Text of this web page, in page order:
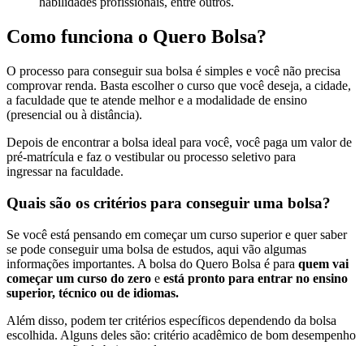
Como funciona o Quero Bolsa?
O processo para conseguir sua bolsa é simples e você não precisa
comprovar renda. Basta escolher o curso que você deseja, a cidade,
a faculdade que te atende melhor e a modalidade de ensino
(presencial ou à distância).
Depois de encontrar a bolsa ideal para você, você paga um valor de
pré-matrícula e faz o vestibular ou processo seletivo para
ingressar na faculdade.
Quais são os critérios para conseguir uma bolsa?
Se você está pensando em começar um curso superior e quer saber
se pode conseguir uma bolsa de estudos, aqui vão algumas
informações importantes. A bolsa do Quero Bolsa é para quem vai
começar um curso do zero e está pronto para entrar no ensino
superior, técnico ou de idiomas.
Além disso, podem ter critérios específicos dependendo da bolsa
escolhida. Alguns deles são: critério acadêmico de bom desempenho